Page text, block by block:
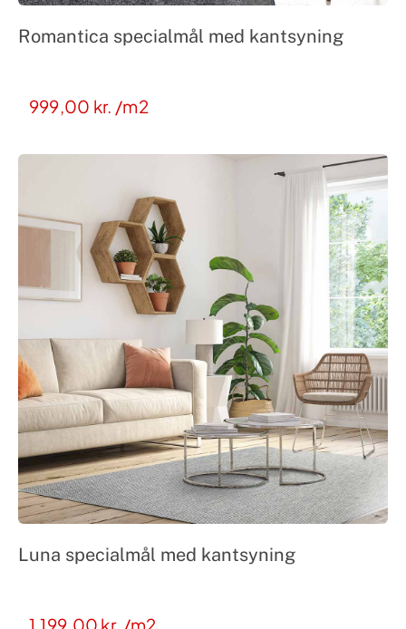
Romantica specialmål med kantsyning
999,00 kr. /m2
Luna specialmål med kantsyning